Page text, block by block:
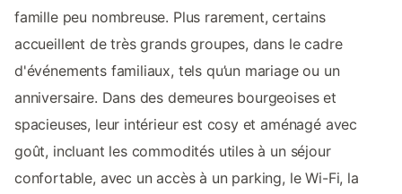
famille peu nombreuse. Plus rarement, certains
accueillent de très grands groupes, dans le cadre
d'événements familiaux, tels qu’un mariage ou un
anniversaire. Dans des demeures bourgeoises et
spacieuses, leur intérieur est cosy et aménagé avec
goût, incluant les commodités utiles à un séjour
confortable, avec un accès à un parking, le Wi-Fi, la